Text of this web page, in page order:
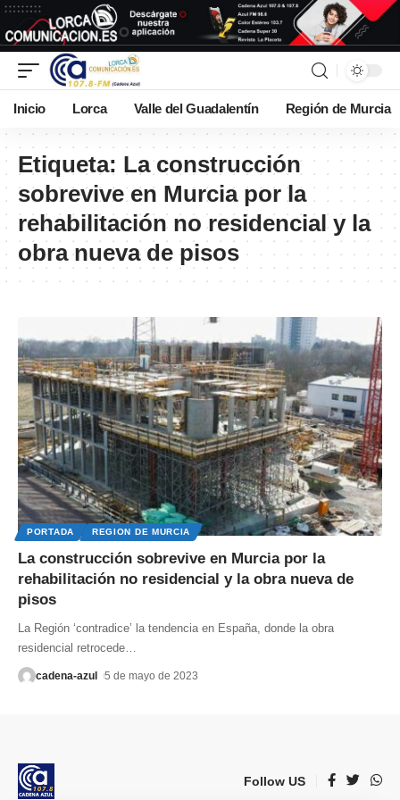
Inicio Lorca Valle del Guadalentín Región de Murcia
Etiqueta: La construcción
sobrevive en Murcia por la
rehabilitación no residencial y la
obra nueva de pisos
PORTADA REGION DE MURCIA
La construcción sobrevive en Murcia por la
rehabilitación no residencial y la obra nueva de
pisos
La Región ‘contradice’ la tendencia en España, donde la obra
residencial retrocede
cadena-azul 5 de mayo de 2023
Follow US